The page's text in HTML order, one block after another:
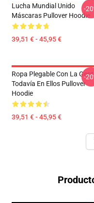
Lucha Mundial Unido
Máscaras Pullover Hoodie
39,51 € - 45,95 €
-
Ropa Plegable Con La
Todavía En Ellos Pullover
Hoodie
39,51 € - 45,95 €
-